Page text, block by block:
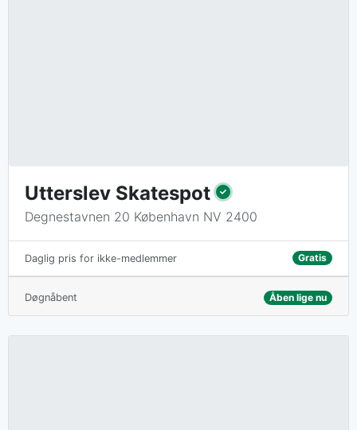
Utterslev Skatespot
Degnestavnen 20 København NV 2400
Daglig pris for ikke-medlemmer Gratis
Døgnåbent Åben lige nu